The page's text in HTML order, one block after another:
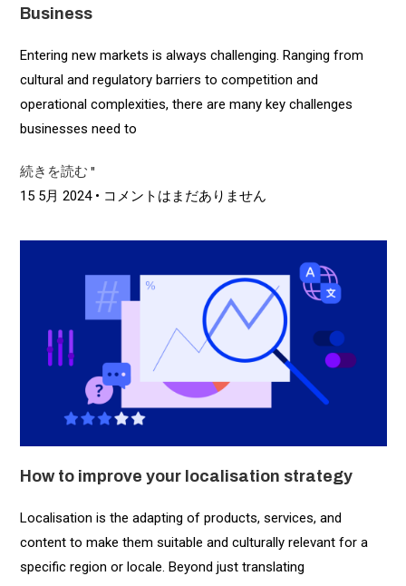
Business
Entering new markets is always challenging. Ranging from
cultural and regulatory barriers to competition and
operational complexities, there are many key challenges
businesses need to
続きを読む "
15 5月 2024 コメントはまだありません
How to improve your localisation strategy
Localisation is the adapting of products, services, and
content to make them suitable and culturally relevant for a
specific region or locale. Beyond just translating